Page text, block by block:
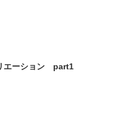
エーション part1